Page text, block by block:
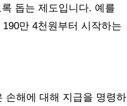
돕는 제도입니다. 예를
만 4천원부터 시작하는
손해에 대해 지급을 명령하